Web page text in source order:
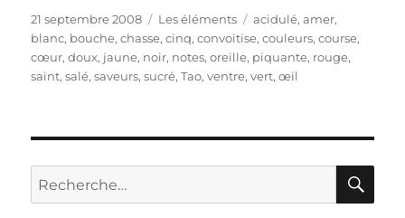
Publié
le
21 septembre 2008 Catégories
Les éléments Étiquettes
acidulé,amer,
blanc, bouche,chasse,cinq,convoitise,couleurs,course,
cœur,doux, jaune, noir, notes,oreille, piquante, rouge,
saint,salé,saveurs,sucré,Tao,ventre,vert,œil
Recherche
pour :